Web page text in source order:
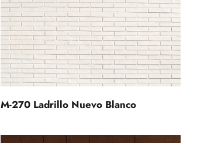
M-270 Ladrillo Nuevo Blanco